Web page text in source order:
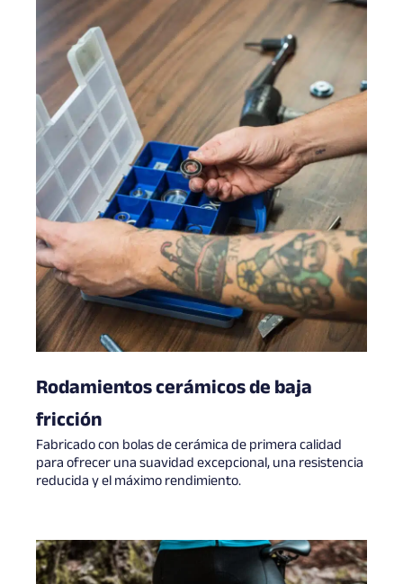
Rodamientos cerámicos de baja
fricción
Fabricado con bolas de cerámica de primera calidad
para ofrecer una suavidad excepcional, una resistencia
reducida y el máximo rendimiento.